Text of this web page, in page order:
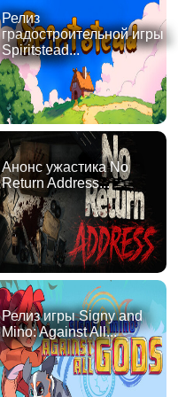
Релиз
градостроительной игры
Spiritstead...
Анонс ужастика No
Return Address...
Релиз игры Signy and
Mino: Against All...